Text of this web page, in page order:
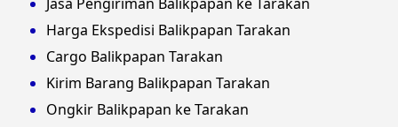
Harga Ekspedisi Balikpapan Tarakan
Cargo Balikpapan Tarakan
Kirim Barang Balikpapan Tarakan
Ongkir Balikpapan ke Tarakan